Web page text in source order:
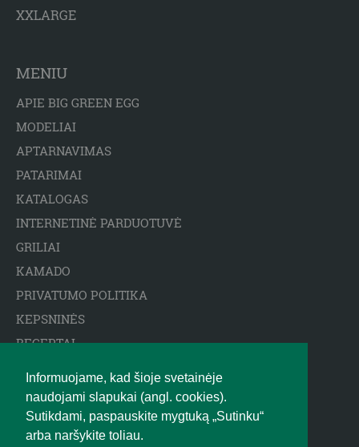
Informuojame, kad šioje svetainėje
naudojami slapukai (angl. cookies).
Sutikdami, paspauskite mygtuką „Sutinku“
arba naršykite toliau.
XXLARGE
MENIU
APIE BIG GREEN EGG
MODELIAI
APTARNAVIMAS
PATARIMAI
KATALOGAS
INTERNETINĖ PARDUOTUVĖ
GRILIAI
KAMADO
PRIVATUMO POLITIKA
KEPSNINĖS
RECEPTAI
ATSAKOMYBĖS APRIBOJIMAS
BIGGREENEGG.EU